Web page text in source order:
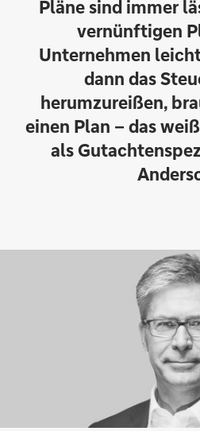
Pläne sind immer
vernünftigen
Unternehmen
dann das
herumzureißen,
einen Plan – das
als